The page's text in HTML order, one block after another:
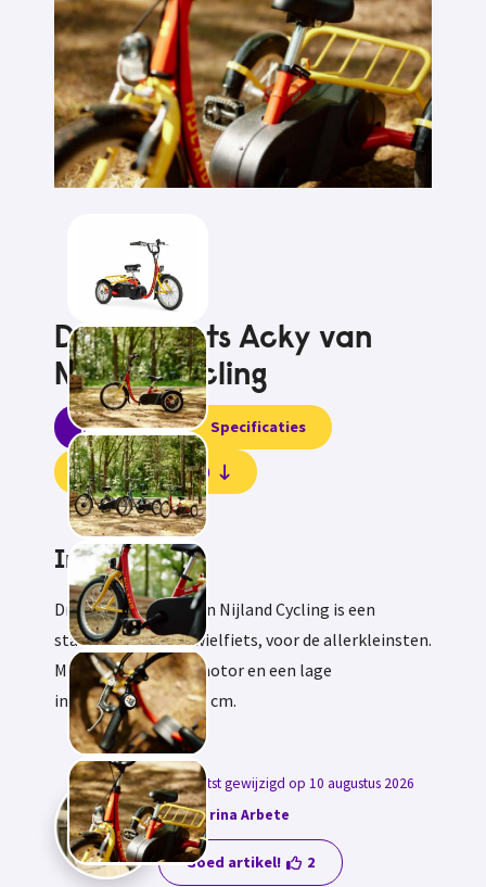
Driewielfiets Acky van
Nijland Cycling
Informatie Specificaties
Beoordelingen (0)
Informatie
Driewielfiets Acky van Nijland Cycling is een
stabiele kinderdriewielfiets, voor de allerkleinsten.
Met of zonder hulpmotor en een lage
instaphoogte van 12 cm.
Laatst gewijzigd op 10 augustus 2026
doorKarina Arbete
Goed artikel! 2